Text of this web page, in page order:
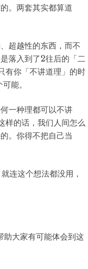
。两套其实都算道
超越性的东西，而不
落入到了2往后的「二
有你「不讲道理」的时
能。
一种理都可以不讲
样的话，我们人间怎么
。你得不把自己当
连这个想法都没用，
助大家有可能体会到这